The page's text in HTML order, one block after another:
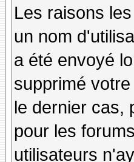
Les raisons
un nom
a été envoyé
supprimé
le dernier cas,
pour les
utilisateurs